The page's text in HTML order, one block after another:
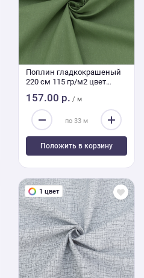
Поплин гладкокрашеный
220 см 115 гр/м2 цвет
157.00 р. / м
Положить в корзину
1 цвет